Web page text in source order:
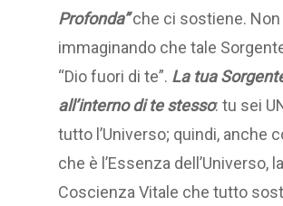
Profonda”che ci sostiene. Non
immaginando che tale
“Dio fuori di te”. La tua
all’interno di te stesso: tu sei
tutto l’Universo; quindi, anche
che è l’Essenza dell’Universo, la
Coscienza Vitale che tutto